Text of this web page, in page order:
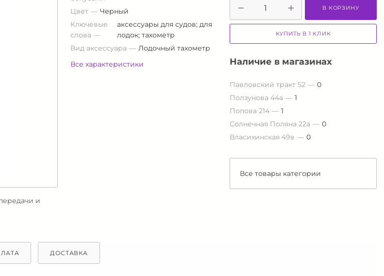
и
Цвет
Черный
Ключевые
слова
аксессуары для судов; для
лодок; тахометр
Вид аксессуара
Лодочный тахометр
Все характеристики
В КОРЗИНУ
КУПИТЬ В 1 КЛИК
Наличие в магазинах
Павловский тракт 52
0
Ползунова 44а
1
Попова 214
1
Солнечная Поляна 22а
0
Власихинская 49в
0
Все товары категории
ДОСТАВКА